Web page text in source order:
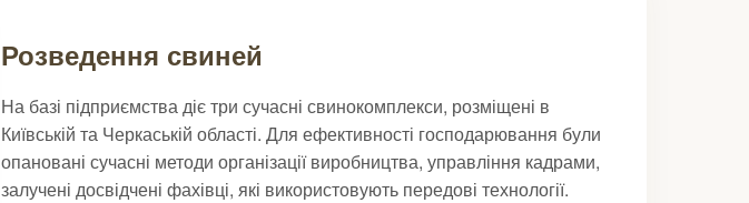
Розведення свиней
На базі підприємства діє три сучасні свинокомплекси, розміщені в
Київській та Черкаській області. Для ефективності господарювання були
опановані сучасні методи організації виробництва, управління кадрами,
залучені досвідчені фахівці, які використовують передові технології.